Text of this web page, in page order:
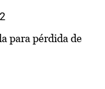
para pérdida de